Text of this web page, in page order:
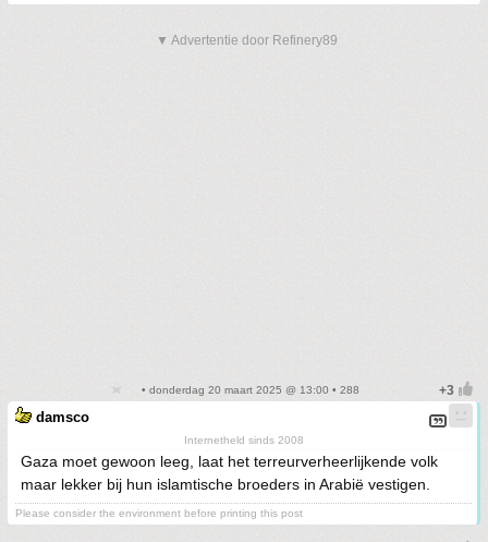
▼ Advertentie door Refinery89
• donderdag 20 maart 2025 @ 13:00 • 288
damsco
Internetheld sinds 2008
Gaza moet gewoon leeg, laat het terreurverheerlijkende volk
maar lekker bij hun islamtische broeders in Arabië vestigen.
Please consider the environment before printing this post